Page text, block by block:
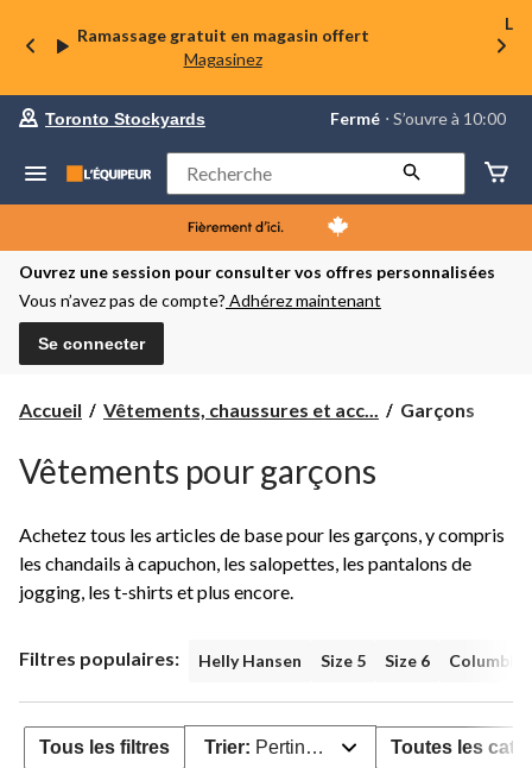
Ramassage gratuit en magasin offert
Magasinez
La
préféré
Toronto
Stockyards,
courament
Fermé,
S’ouvre
à
Toronto Stockyards Fermé ⋅ S’ouvre à 10:00
Rechercher
Ouvrez une session pour consulter vos offres personnalisées
Vous n’avez pas de compte? Adhérez maintenant
Se connecter
Accueil Vêtements, chaussures et acc... Garçons
Garçons
Vêtements pour garçons
Achetez tous les articles de base pour les garçons, y compris
les chandails à capuchon, les salopettes, les pantalons de
jogging, les t-shirts et plus encore.
Filtres populaires: Helly Hansen Size 5 Size 6 Columbia
Tous les filtres Trier: Pertinence Toutes les